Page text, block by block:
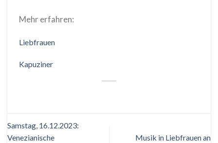
Mehr erfahren:
Liebfrauen
Kapuziner
Samstag, 16.12.2023:
Venezianische
Musik in Liebfrauen an